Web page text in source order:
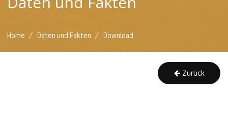
Home / Daten und Fakten / Download
Zurück